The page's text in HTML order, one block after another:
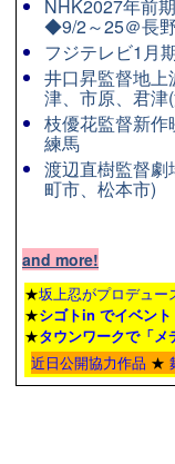
NHK2027年前
◆9/2～25＠長
フジテレビ1月
井口昇監督地
津、市原、君
枝優花監督新作
練馬
渡辺直樹監督
町市、松本市)
and more!
★坂上忍がプロデュー
★シゴトin でイベン
★タウンワークで「メ
近日公開協力作品 ★